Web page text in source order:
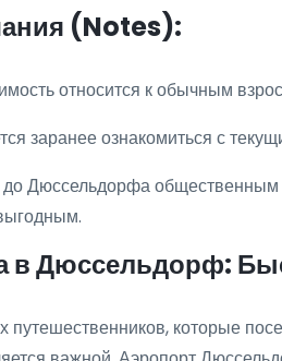
(Notes):
относится к обычным
заранее ознакомиться с
Дюссельдорфа общественным
в Дюссельдорф:
путешественников, которые